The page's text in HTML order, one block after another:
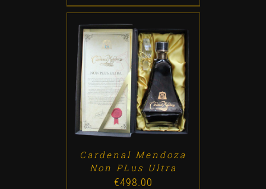
ADD TO CART / DETALLES
Cardenal Mendoza
Non PLus Ultra
€498.00